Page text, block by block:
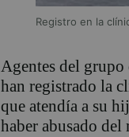
Registro en la
Agentes del
han registrado la
que atendía a su
haber abusado del